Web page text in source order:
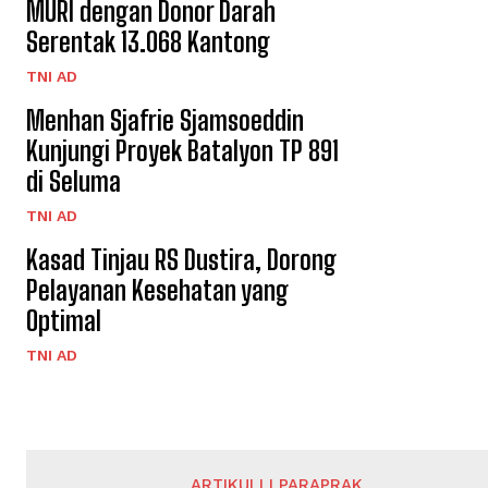
MURI dengan Donor Darah
Serentak 13.068 Kantong
TNI AD
Menhan Sjafrie Sjamsoeddin
Kunjungi Proyek Batalyon TP 891
di Seluma
TNI AD
Kasad Tinjau RS Dustira, Dorong
Pelayanan Kesehatan yang
Optimal
TNI AD